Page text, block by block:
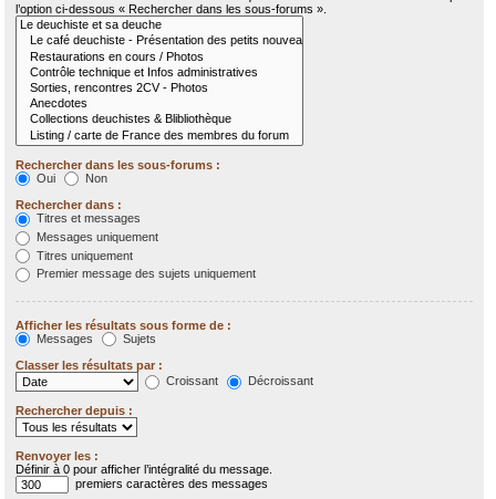
l’option ci-dessous « Rechercher dans les sous-forums ».
Rechercher dans les sous-forums :
Oui
Non
Rechercher dans :
Titres et messages
Messages uniquement
Titres uniquement
Premier message des sujets uniquement
Afficher les résultats sous forme de :
Messages
Sujets
Classer les résultats par :
Croissant
Décroissant
Rechercher depuis :
Renvoyer les :
Définir à 0 pour afficher l’intégralité du message.
premiers caractères des messages